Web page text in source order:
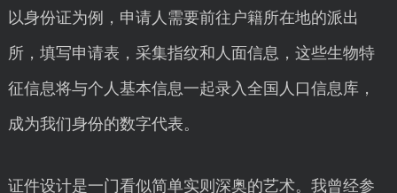
以身份证为例，申请人需要前往户籍所在地的派出
所，填写申请表，采集指纹和人面信息，这些生物特
征信息将与个人基本信息一起录入全国人口信息库，
成为我们身份的数字代表。
证件设计是一门看似简单实则深奥的艺术。我曾经参